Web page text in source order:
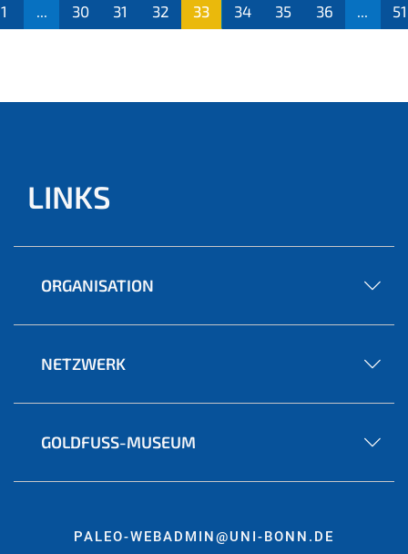
1 30 31 32
33
34 35 36 51
LINKS
ORGANISATION
NETZWERK
GOLDFUSS-MUSEUM
PALEO-WEBADMIN@UNI-BONN.DE